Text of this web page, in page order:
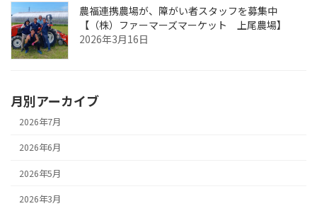
農福連携農場が、障がい者スタッフを募集中
【（株）ファーマーズマーケット 上尾農場】
2026年3月16日
月別アーカイブ
2026年7月
2026年6月
2026年5月
2026年3月